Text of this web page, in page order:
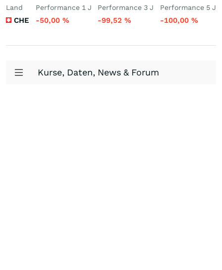
Land
CHE
Performance 1 J
-50,00 %
Performance 3 J
-99,52%
Performance 5 J
-100,00 %
Kurse, Daten, News & Forum